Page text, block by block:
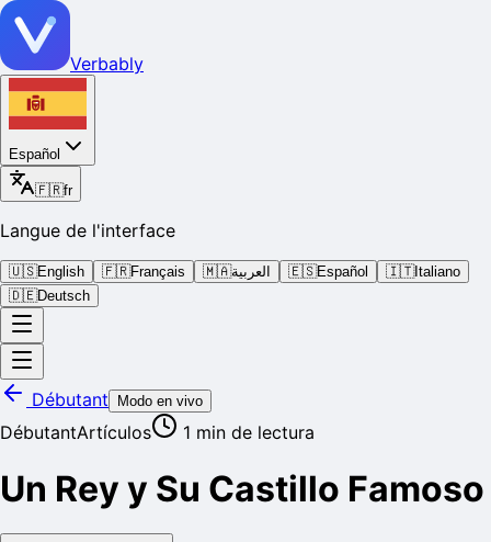
Verbably
Español
🇫🇷fr
Langue de l'interface
🇺🇸English 🇫🇷Français 🇲🇦العربية 🇪🇸Español 🇮🇹Italiano
🇩🇪Deutsch
Débutant Modo en vivo
DébutantArtículos 1 min de lectura
Un Rey y Su Castillo Famoso